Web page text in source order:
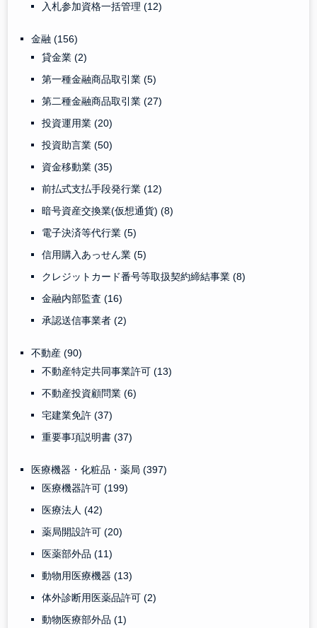
入札参加資格一括管理(12)
金融(156)
貸金業(2)
第一種金融商品取引業(5)
第二種金融商品取引業(27)
投資運用業(20)
投資助言業(50)
資金移動業(35)
前払式支払手段発行業(12)
暗号資産交換業(仮想通貨)(8)
電子決済等代行業(5)
信用購入あっせん業(5)
クレジットカード番号等取扱契約締結事業(8)
金融内部監査(16)
承認送信事業者(2)
不動産(90)
不動産特定共同事業許可(13)
不動産投資顧問業(6)
宅建業免許(37)
重要事項説明書(37)
医療機器・化粧品・薬局(397)
医療機器許可(199)
医療法人(42)
薬局開設許可(20)
医薬部外品(11)
動物用医療機器(13)
体外診断用医薬品許可(2)
動物医療部外品(1)